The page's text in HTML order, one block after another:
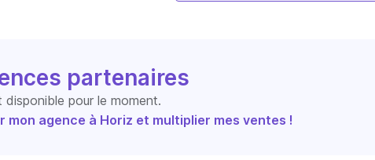
partenaires
disponible pour le moment.
mon agence à Horiz et multiplier mes ventes !